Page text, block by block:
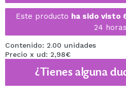
Este producto ha sido visto
24
Contenido: 2.00 unidades
Precio x ud: 2,98€
¿Tienes alguna